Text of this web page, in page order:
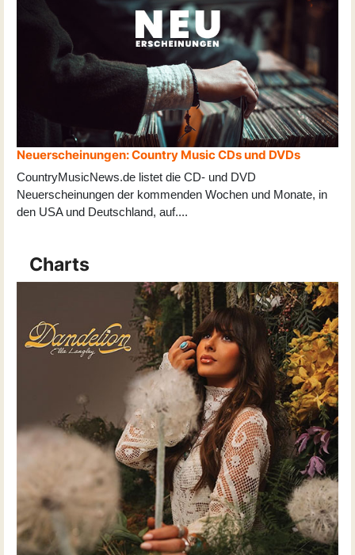
Neuerscheinungen: Country Music CDs und DVDs
CountryMusicNews.de listet die CD- und DVD
Neuerscheinungen der kommenden Wochen und Monate, in
den USA und Deutschland, auf....
Charts